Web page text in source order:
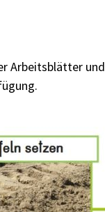
Arbeitsblätter und